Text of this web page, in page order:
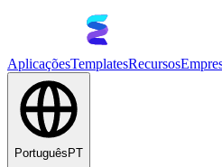
AplicaçõesTemplatesRecursos
Português PT